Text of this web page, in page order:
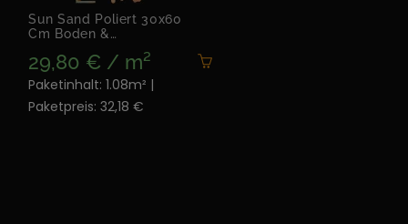
Sun Sand Poliert 30x60
Cm Boden &
29,80 € / m²
Paketinhalt: 1.08m² |
Paketpreis: 32,18 €